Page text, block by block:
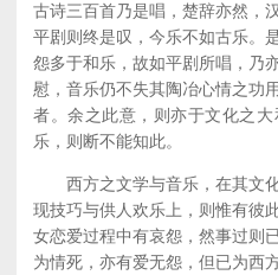
古诗三百首乃是唱，楚辞亦然，
平剧则终是叹，今乐不如古乐。
怨多于和乐，故如平剧所唱，乃
慰，音乐仍不失其陶冶心情之功
者。余之此意，则亦于文化之
乐，则断不能知此。
西方之文学与音乐，在其文化
现技巧与供人欢乐上，则惟有彼
女恋爱过程中有哀怨，然事过则
为情死，亦有爱无怨，但已为西